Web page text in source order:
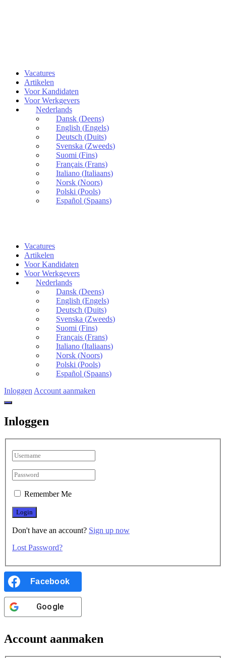
Vacatures
Artikelen
Voor Kandidaten
Voor Werkgevers
Nederlands
Dansk(Deens)
English (Engels)
Deutsch (Duits)
Svenska (Zweeds)
Suomi (Fins)
Français(Frans)
Italiano(Italiaans)
Norsk(Noors)
Polski (Pools)
Español (Spaans)
Vacatures
Artikelen
Voor Kandidaten
Voor Werkgevers
Nederlands
Dansk(Deens)
English (Engels)
Deutsch (Duits)
Svenska (Zweeds)
Suomi (Fins)
Français(Frans)
Italiano(Italiaans)
Norsk(Noors)
Polski (Pools)
Español (Spaans)
Inloggen Account aanmaken
Inloggen
Remember Me
Don't have an account? Sign up now
Lost Password?
Facebook
Google
Account aanmaken